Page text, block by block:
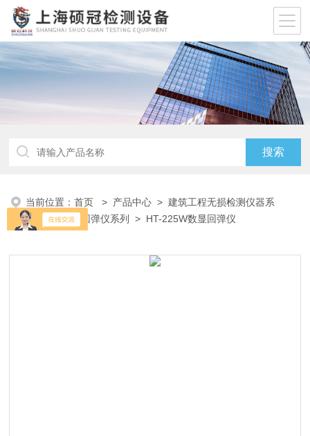
当前位置：首页 > 产品中心 >建筑工程无损检测仪器系
列
>混凝土回弹仪系列 > HT-225W数显回弹仪